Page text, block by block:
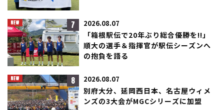
7 2026.08.07
「箱根駅伝で20年ぶり総合優勝を!!」
順大の選手＆指揮官が駅伝シーズンへ
の抱負を語る
8 2026.08.07
別府大分、延岡西日本、名古屋ウィメ
ンズの3大会がMGCシリーズに加盟